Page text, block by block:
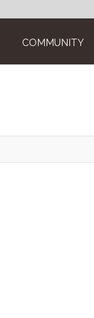
COMMUNITY